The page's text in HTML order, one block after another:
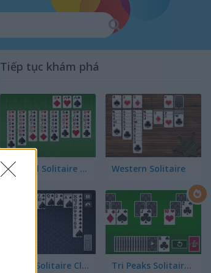
Tiếp tục khám phá
FreeCell Solitaire Classic Western Solitaire
Spider Solitaire Classic Tri Peaks Solitaire Classic